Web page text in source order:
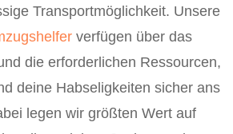
Transportmöglichkeit. Unsere
verfügen über das
die erforderlichen Ressourcen,
deine Habseligkeiten sicher ans
legen wir größten Wert auf